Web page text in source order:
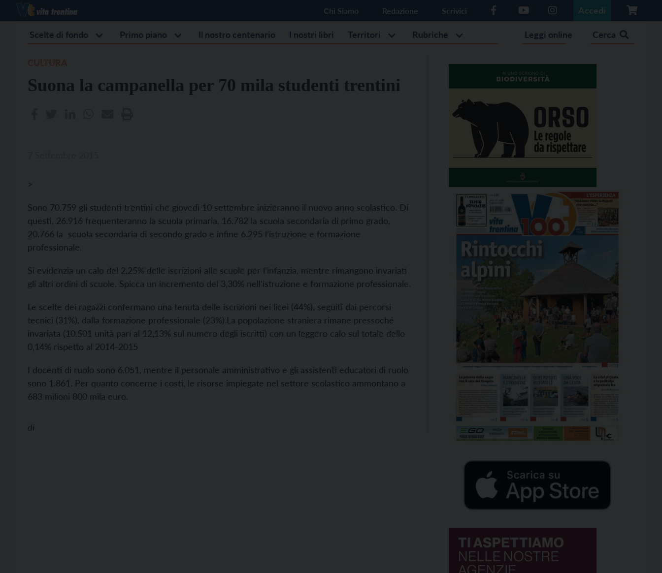
Chi Siamo Redazione Scrivici Accedi
Scelte di fondo Primo piano Il nostro centenario I nostri libri Territori Rubriche Leggi online Cerca
Suona la campanella per 70 mila studenti trentini
>
Sono 70.759 gli studenti trentini che giovedì 10 settembre inizieranno il nuovo anno scolastico. Di
questi, 26.916 frequenteranno la scuola primaria, 16.782 la scuola secondaria di primo grado,
20.766 la scuola secondaria di secondo grado e infine 6.295 l’istruzione e formazione
professionale.
Si evidenzia un calo del 2,25% delle iscrizioni alle scuole per l’infanzia, mentre rimangono invariati
gli altri ordini di scuole. Spicca un incremento del 3,30% nell’istruzione e formazione professionale.
Le scelte dei ragazzi confermano una tenuta delle iscrizioni nei licei (44%), seguiti dai percorsi
tecnici (31%), dalla formazione professionale (23%).La popolazione straniera rimane pressoché
invariata (10.501 unità pari al 12,13% sul numero degli iscritti) con un leggero calo sul totale dello
0,14% rispetto al 2014-2015
I docenti di ruolo sono 6.051, mentre il personale amministrativo e gli assistenti educatori di ruolo
sono 1.861. Per quanto concerne i costi, le risorse impiegate nel settore scolastico ammontano a
683 milioni 800 mila euro.
di